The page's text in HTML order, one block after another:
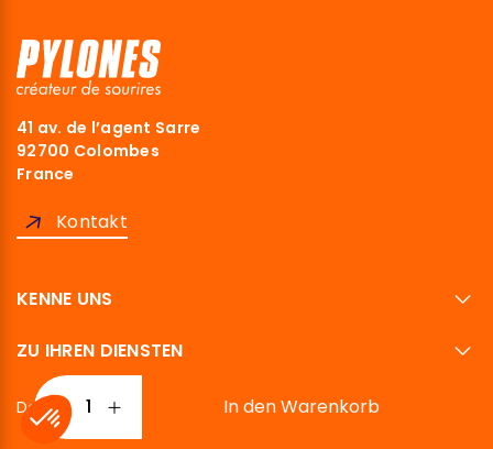
In den Warenkorb
41 av. de l’agent Sarre
92700 Colombes
France
Kontakt
KENNE UNS
ZU IHREN DIENSTEN
Deutsch